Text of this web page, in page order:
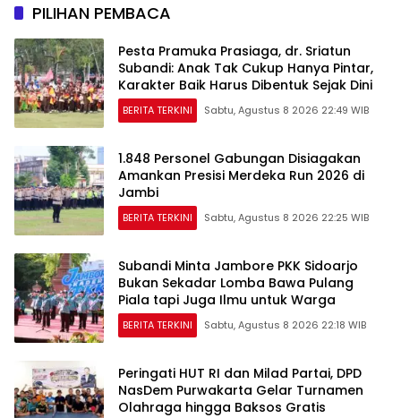
PILIHAN PEMBACA
Pesta Pramuka Prasiaga, dr. Sriatun
Subandi: Anak Tak Cukup Hanya Pintar,
Karakter Baik Harus Dibentuk Sejak Dini
BERITA TERKINI Sabtu, Agustus 8 2026 22:49 WIB
1.848 Personel Gabungan Disiagakan
Amankan Presisi Merdeka Run 2026 di
Jambi
BERITA TERKINI Sabtu, Agustus 8 2026 22:25 WIB
Subandi Minta Jambore PKK Sidoarjo
Bukan Sekadar Lomba Bawa Pulang
Piala tapi Juga Ilmu untuk Warga
BERITA TERKINI Sabtu, Agustus 8 2026 22:18 WIB
Peringati HUT RI dan Milad Partai, DPD
NasDem Purwakarta Gelar Turnamen
Olahraga hingga Baksos Gratis